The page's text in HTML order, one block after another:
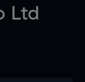
Ltd